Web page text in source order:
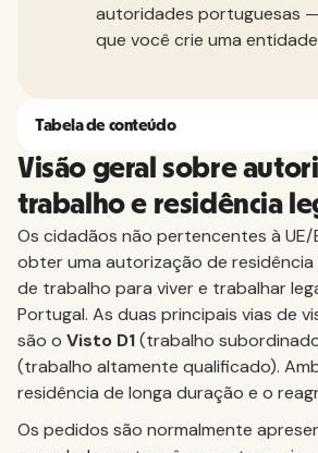
autoridades portuguesas
que você crie uma
Tabela de conteúdo
Visão geral sobre
trabalho e residência
Os cidadãos não pertencentes à UE/
obter uma autorização de
de trabalho para viver e trabalhar
Portugal. As duas principais vias de
são o Visto D1(trabalho
(trabalho altamente qualificado).
residência de longa duração e o
Os pedidos são normalmente